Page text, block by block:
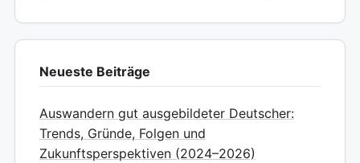
Neueste Beiträge
Auswandern gut ausgebildeter Deutscher:
Trends, Gründe, Folgen und
Zukunftsperspektiven (2024–2026)